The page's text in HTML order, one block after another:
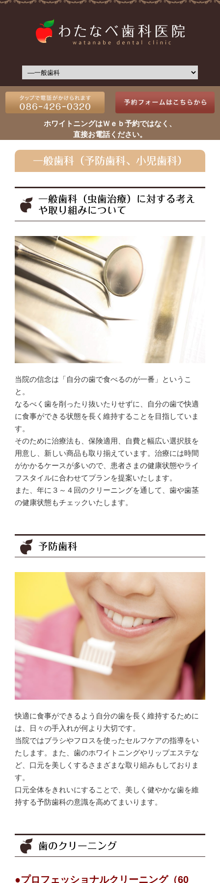
ホワイトニングはＷｅｂ予約ではなく、
直接お電話ください。
一般歯科（予防歯科、小児歯科）
一般歯科（虫歯治療）に対する考え
や取り組みについて
当院の信念は「自分の歯で食べるのが一番」というこ
と。
なるべく歯を削ったり抜いたりせずに、自分の歯で快適
に食事ができる状態を長く維持することを目指していま
す。
そのために治療法も、保険適用、自費と幅広い選択肢を
用意し、新しい商品も取り揃えています。治療には時間
がかかるケースが多いので、患者さまの健康状態やライ
フスタイルに合わせてプランを提案いたします。
また、年に３～４回のクリーニングを通して、歯や歯茎
の健康状態もチェックいたします。
予防歯科
快適に食事ができるよう自分の歯を長く維持するために
は、日々の手入れが何より大切です。
当院ではブラシやフロスを使ったセルフケアの指導をい
たします。また、歯のホワイトニングやリップエステな
ど、口元を美しくするさまざまな取り組みもしておりま
す。
口元全体をきれいにすることで、美しく健やかな歯を維
持する予防歯科の意識を高めてまいります。
歯のクリーニング
●プロフェッショナルクリーニング（60